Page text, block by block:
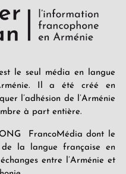
le seul média en langue
Il a été créé en
l’adhésion de l’Arménie
à part entière.
FrancoMédia dont le
la langue française en
entre l’Arménie et